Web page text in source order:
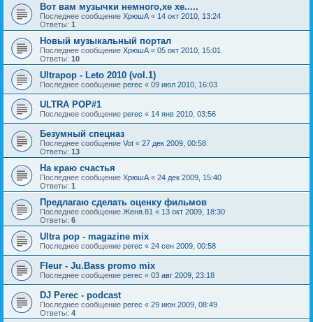
Вот вам музычки немного,хе хе.....
Последнее сообщение ХрюшА « 14 окт 2010, 13:24
Ответы: 1
Новый музыкальный портал
Последнее сообщение ХрюшА « 05 окт 2010, 15:01
Ответы: 10
Ultrapop - Leto 2010 (vol.1)
Последнее сообщение perec « 09 июл 2010, 16:03
ULTRA POP#1
Последнее сообщение perec « 14 янв 2010, 03:56
Безумный спецназ
Последнее сообщение Vot « 27 дек 2009, 00:58
Ответы: 13
На краю счастья
Последнее сообщение ХрюшА « 24 дек 2009, 15:40
Ответы: 1
Предлагаю сделать оценку фильмов
Последнее сообщение Женя.81 « 13 окт 2009, 18:30
Ответы: 6
Ultra pop - magazine mix
Последнее сообщение perec « 24 сен 2009, 00:58
Fleur - Ju.Bass promo mix
Последнее сообщение perec « 03 авг 2009, 23:18
DJ Perec - podcast
Последнее сообщение perec « 29 июн 2009, 08:49
Ответы: 4